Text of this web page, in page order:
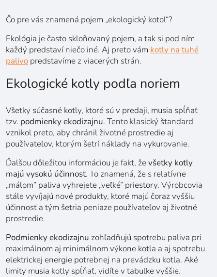
Čo pre vás znamená pojem „ekologický kotol“?
Ekológia je často skloňovaný pojem, a tak si pod ním
každý predstaví niečo iné. Aj preto vám kotly na tuhé
palivo predstavíme z viacerých strán.
Ekologické kotly podľa noriem
Všetky súčasné kotly, ktoré sú v predaji, musia spĺňať
tzv. podmienky ekodizajnu. Tento klasický štandard
vznikol preto, aby chránil životné prostredie aj
používateľov, ktorým šetrí náklady na vykurovanie.
Ďalšou dôležitou informáciou je fakt, ževšetky kotly
majú vysokú účinnosť. To znamená, že s relatívne
„málom” paliva vyhrejete „veľké” priestory. Výrobcovia
stále vyvíjajú nové produkty, ktoré majú čoraz vyššiu
účinnosť a tým šetria peniaze používateľov aj životné
prostredie.
Podmienky ekodizajnu zohľadňujú spotrebu paliva pri
maximálnom aj minimálnom výkone kotla a aj spotrebu
elektrickej energie potrebnej na prevádzku kotla. Aké
limity musia kotly spĺňať, vidíte v tabuľke vyššie.